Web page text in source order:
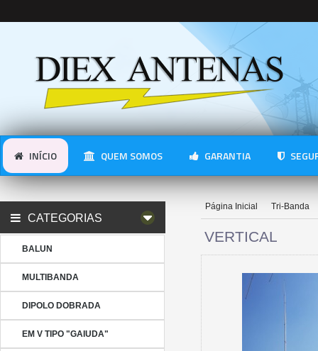
INÍCIO QUEM SOMOS GARANTIA
CATEGORIAS
BALUN
MULTIBANDA
DIPOLO DOBRADA
EM V TIPO "GAIUDA"
Página Inicial Tri-Banda
VERTICAL